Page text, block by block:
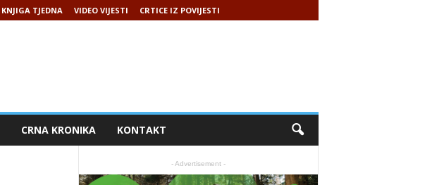
KNJIGA TJEDNA VIDEO VIJESTI CRTICE IZ POVIJESTI
CRNA KRONIKA KONTAKT
- Advertisement -